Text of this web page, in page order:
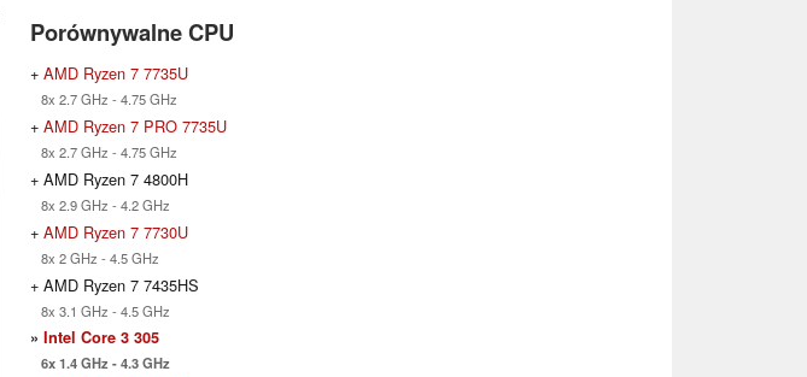
Porównywalne CPU
+ AMD Ryzen 7 7735U
8x 2.7 GHz - 4.75 GHz
+ AMD Ryzen 7 PRO 7735U
8x 2.7 GHz - 4.75 GHz
+ AMD Ryzen 7 4800H
8x 2.9 GHz - 4.2 GHz
+ AMD Ryzen 7 7730U
8x 2 GHz - 4.5 GHz
+ AMD Ryzen 7 7435HS
8x 3.1 GHz - 4.5 GHz
» Intel Core 3 305
6x 1.4 GHz - 4.3 GHz